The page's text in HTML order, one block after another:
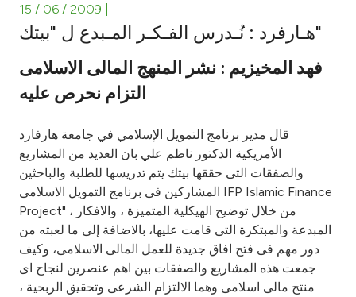
Investment
Ways to bank
Tools & Services
After Sales Services
Contact us
Branch & ATM locator
15 / 06 / 2009
هـارفرد : نُـدرس الفـكـر المـبدع ل "بيتك"
فهد المخيزيم : نشر المنهج المالى الاسلامى
التزام نحرص عليه
قال مدير برنامج التمويل الإسلامي في جامعة هارفارد
الأمريكية الدكتور ناظم علي بان العديد من المشاريع
والصفقات التى حققها بيتك يتم تدريسها للطلبة والباحثين
المشاركين فى برنامج التمويل الاسلامى IFP Islamic Finance
Project" ، من خلال توضيح الهيكلية المتميزة ، والافكار
المبدعة والمبتكرة التى قامت عليها، بالاضافة إلى ما لعبته من
دور مهم فى فتح افاق جديدة للعمل المالى الاسلامى، وكيف
جمعت هذه المشاريع والصفقات بين اهم عنصرين لنجاح اى
منتج مالى اسلامى وهما الالتزام الشرعى وتحقيق الربحية ،